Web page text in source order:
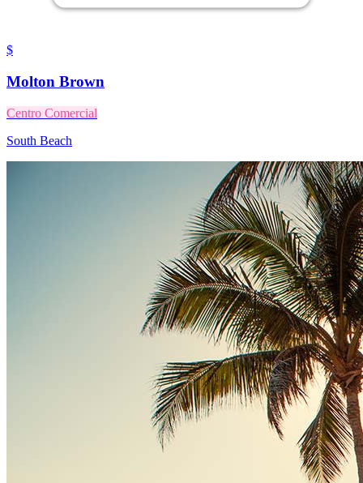
$
Molton Brown
Centro Comercial
South Beach